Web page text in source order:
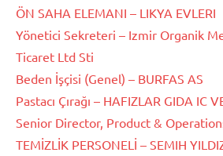
ÖN SAHA ELEMANI – LIKYA EVLERI
Yönetici Sekreteri – Izmir Organik
Ticaret Ltd Sti
Beden İşçisi (Genel) – BURFAS AS
Pastacı Çırağı – HAFIZLAR GIDA IC
Senior Director, Product &
TEMİZLİK PERSONELİ – SEMIH